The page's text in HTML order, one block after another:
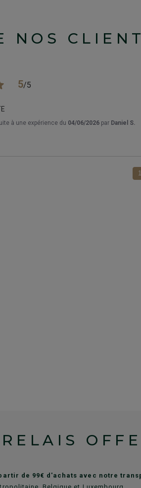
NOS
5/5
à une expérience du 04/06/2026 par Daniel S.
de 99€ d'achats avec notre